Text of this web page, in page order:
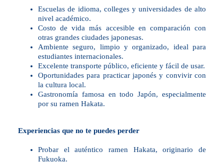
Escuelas de idioma, colleges y universidades de alto
nivel académico.
Costo de vida más accesible en comparación con
otras grandes ciudades japonesas.
Ambiente seguro, limpio y organizado, ideal para
estudiantes internacionales.
Excelente transporte público, eficiente y fácil de usar.
Oportunidades para practicar japonés y convivir con
la cultura local.
Gastronomía famosa en todo Japón, especialmente
por su ramen Hakata.
Experiencias que no te puedes perder
Probar el auténtico ramen Hakata, originario de
Fukuoka.